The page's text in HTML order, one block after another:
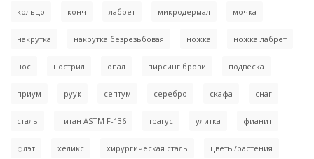
кольцо конч лабрет микродермал мочка
накрутка накрутка безрезьбовая ножка ножка лабрет
нос нострил опал пирсинг брови подвеска
приум руук септум серебро скафа снаг
сталь титан ASTM F-136 трагус улитка фианит
флэт хеликс хирургическая сталь цветы/растения